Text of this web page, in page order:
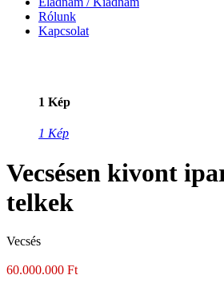
Rólunk
Kapcsolat
1 Kép
1 Kép
Vecsésen kivont
telkek
Vecsés
60.000.000 Ft